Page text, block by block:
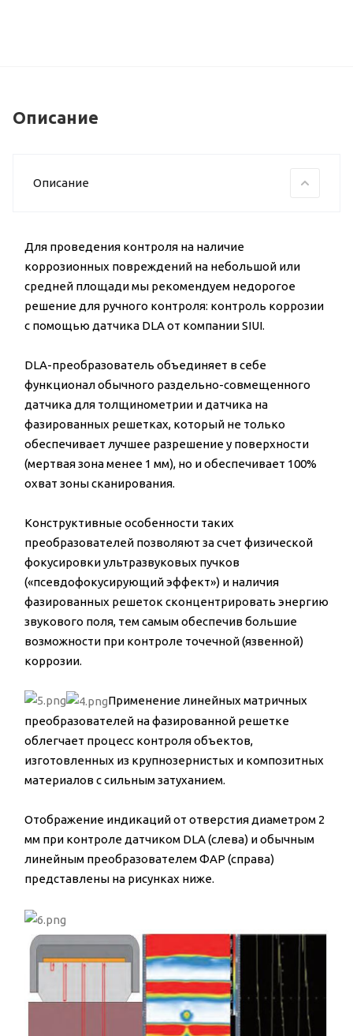
Описание
Описание
Для проведения контроля на наличие
коррозионных повреждений на небольшой или
средней площади мы рекомендуем недорогое
решение для ручного контроля: контроль коррозии
с помощью датчика DLA от компании SIUI.
DLA-преобразователь объединяет в себе
функционал обычного раздельно-совмещенного
датчика для толщинометрии и датчика на
фазированных решетках, который не только
обеспечивает лучшее разрешение у поверхности
(мертвая зона менее 1 мм), но и обеспечивает 100%
охват зоны сканирования.
Конструктивные особенности таких
преобразователей позволяют за счет физической
фокусировки ультразвуковых пучков
(«псевдофокусирующий эффект») и наличия
фазированных решеток сконцентрировать энергию
звукового поля, тем самым обеспечив большие
возможности при контроле точечной (язвенной)
коррозии.
Применение линейных матричных
преобразователей на фазированной решетке
облегчает процесс контроля объектов,
изготовленных из крупнозернистых и композитных
материалов с сильным затуханием.
Отображение индикаций от отверстия диаметром 2
мм при контроле датчиком DLA (слева) и обычным
линейным преобразователем ФАР (справа)
представлены на рисунках ниже.